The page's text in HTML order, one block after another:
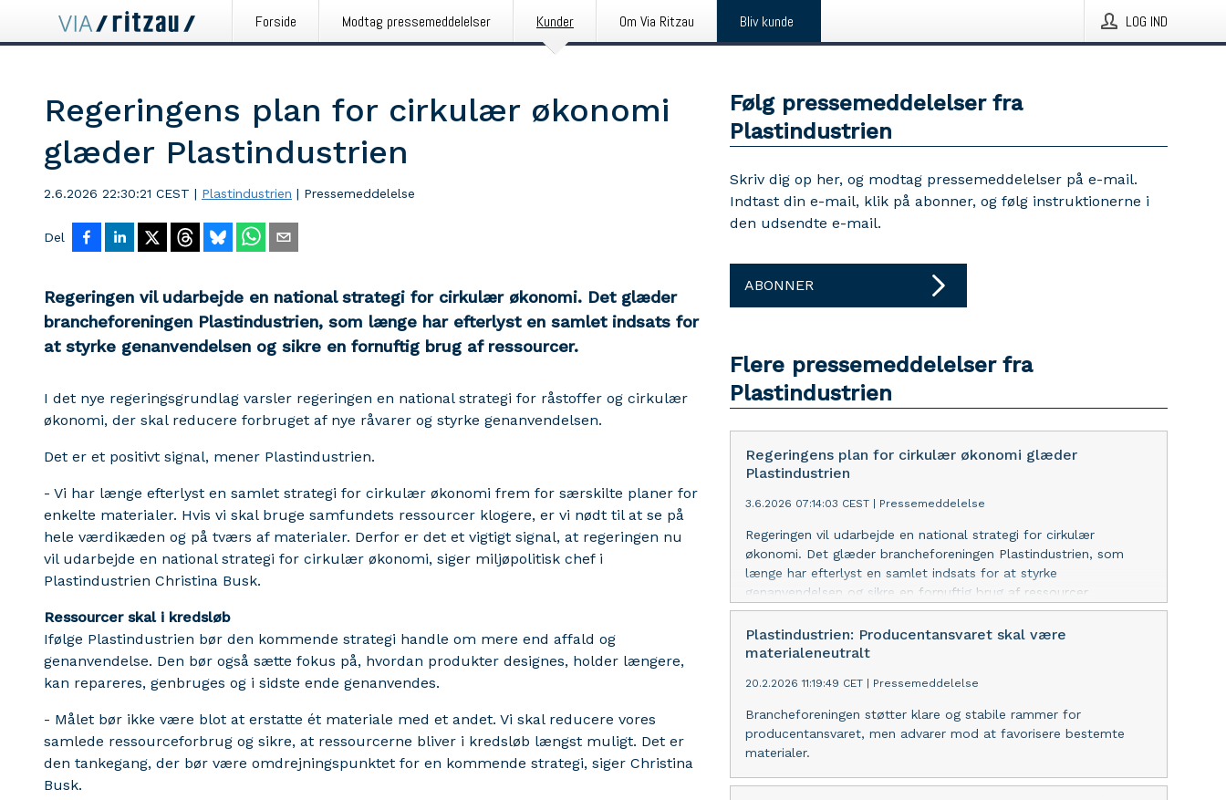
Forside Modtag pressemeddelelser Kunder Om Via Ritzau Bliv kunde LOG IND
Regeringens plan for cirkulær økonomi
glæder Plastindustrien
2.6.2026 22:30:21 CEST | Plastindustrien | Pressemeddelelse
Del
Regeringen vil udarbejde en national strategi for cirkulær økonomi. Det glæder
brancheforeningen Plastindustrien, som længe har efterlyst en samlet indsats for
at styrke genanvendelsen og sikre en fornuftig brug af ressourcer.
I det nye regeringsgrundlag varsler regeringen en national strategi for råstoffer og cirkulær
økonomi, der skal reducere forbruget af nye råvarer og styrke genanvendelsen.
Det er et positivt signal, mener Plastindustrien.
- Vi har længe efterlyst en samlet strategi for cirkulær økonomi frem for særskilte planer for
enkelte materialer. Hvis vi skal bruge samfundets ressourcer klogere, er vi nødt til at se på
hele værdikæden og på tværs af materialer. Derfor er det et vigtigt signal, at regeringen nu
vil udarbejde en national strategi for cirkulær økonomi, siger miljøpolitisk chef i
Plastindustrien Christina Busk.
Ressourcer skal i kredsløb
Ifølge Plastindustrien bør den kommende strategi handle om mere end affald og
genanvendelse. Den bør også sætte fokus på, hvordan produkter designes, holder længere,
kan repareres, genbruges og i sidste ende genanvendes.
- Målet bør ikke være blot at erstatte ét materiale med et andet. Vi skal reducere vores
samlede ressourceforbrug og sikre, at ressourcerne bliver i kredsløb længst muligt. Det er
den tankegang, der bør være omdrejningspunktet for en kommende strategi, siger Christina
Busk.
Følg pressemeddelelser fra
Plastindustrien
Skriv dig op her, og modtag pressemeddelelser på e-mail.
Indtast din e-mail, klik på abonner, og følg instruktionerne i
den udsendte e-mail.
ABONNER
Flere pressemeddelelser fra
Plastindustrien
Regeringens plan for cirkulær økonomi glæder
Plastindustrien
3.6.2026 07:14:03 CEST Pressemeddelelse
Regeringen vil udarbejde en national strategi for cirkulær
økonomi. Det glæder brancheforeningen Plastindustrien, som
længe har efterlyst en samlet indsats for at styrke
genanvendelsen og sikre en fornuftig brug af ressourcer.
Plastindustrien: Producentansvaret skal være
materialeneutralt
20.2.2026 11:19:49 CET Pressemeddelelse
Brancheforeningen støtter klare og stabile rammer for
producentansvaret, men advarer mod at favorisere bestemte
materialer.